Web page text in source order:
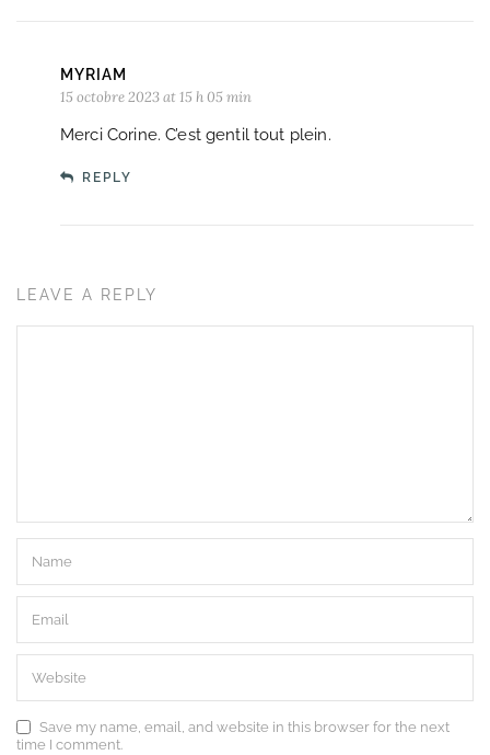
MYRIAM
15 octobre 2023 at 15 h 05 min
Merci Corine. C’est gentil tout plein.
REPLY
LEAVE A REPLY
Save my name, email, and website in this browser for the next
time I comment.